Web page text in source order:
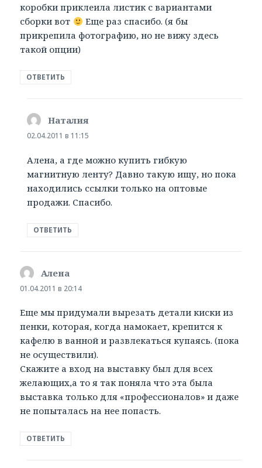
коробки приклеила листик с вариантами
сборки вот
Еще раз спасибо. (я бы
прикрепила фотографию, но не вижу здесь
такой опции)
ОТВЕТИТЬ
Наталия
02.04.2011 в 11:15
Алена, а где можно купить гибкую
магнитную ленту? Давно такую ищу, но пока
находились ссылки только на оптовые
продажи. Спасибо.
ОТВЕТИТЬ
Алена
01.04.2011 в 20:14
Еще мы придумали вырезать детали киски из
пенки, которая, когда намокает, крепится к
кафелю в ванной и развлекаться купаясь. (пока
не осуществили).
Скажите а вход на выставку был для всех
желающих,а то я так поняла что эта была
выставка только для «профессионалов» и даже
не попыталась на нее попасть.
ОТВЕТИТЬ